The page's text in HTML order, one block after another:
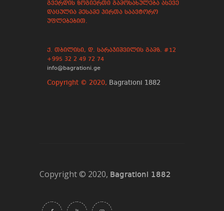
გვერდის ზოგიერთი გამოსახულება ასევე
დაცულია მესამე პირთა საავტორო
უფლებებით.
ქ. თბილისი, დ. სარაჯიშვილის გამზ. #12
+995 32 2 49 72 74
info@bagrationi.ge
Copyright © 2020, Bagrationi 1882
Copyright © 2020, Bagrationi 1882